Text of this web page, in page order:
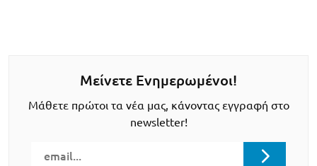
Μείνετε Ενημερωμένοι!
Μάθετε πρώτοι τα νέα μας, κάνοντας εγγραφή στο
newsletter!